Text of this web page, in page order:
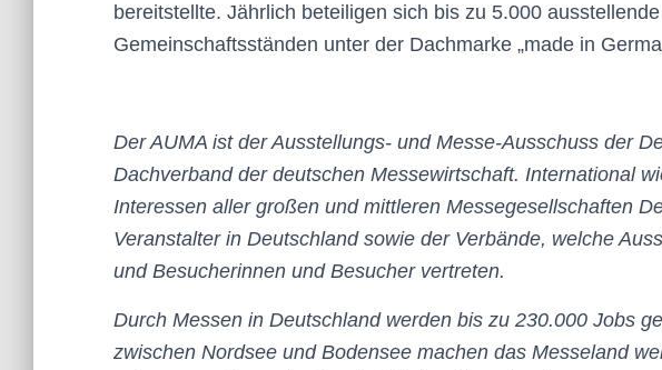
bereitstellte. Jährlich beteiligen sich bis zu 5.000
Gemeinschaftsständen unter der Dachmarke „made in
Der AUMA ist der Ausstellungs- und Messe-Ausschuss der
Dachverband der deutschen Messewirtschaft. International
Interessen aller großen und mittleren Messegesellschaften
Veranstalter in Deutschland sowie der Verbände, welche
und Besucherinnen und Besucher vertreten.
Durch Messen in Deutschland werden bis zu 230.000 Jobs
zwischen Nordsee und Bodensee machen das Messeland